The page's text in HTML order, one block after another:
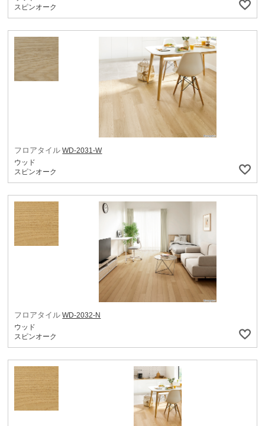
スピンオーク
フロアタイル WD-2031-W
ウッド
スピンオーク
フロアタイル WD-2032-N
ウッド
スピンオーク